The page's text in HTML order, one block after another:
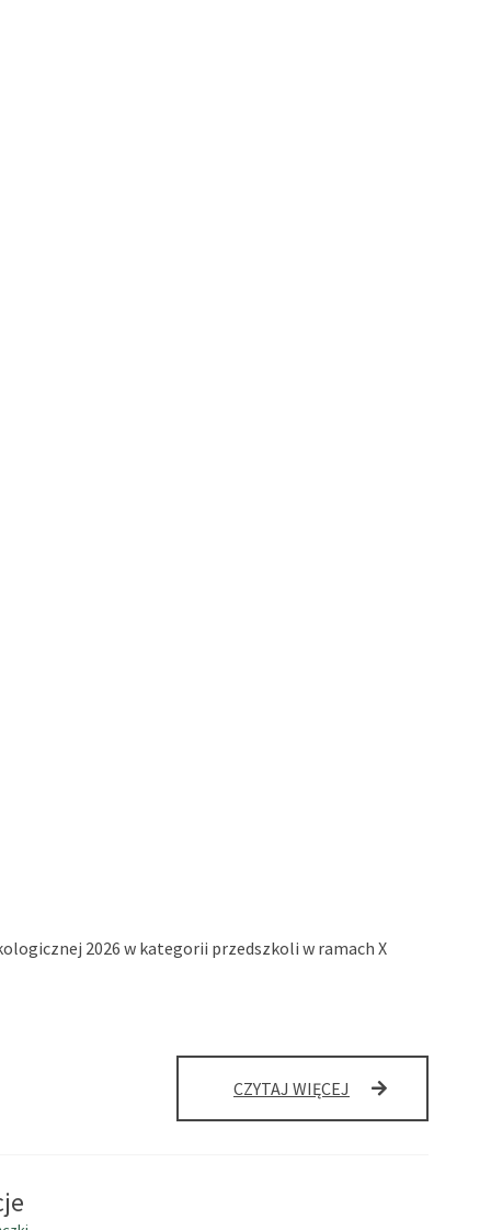
2026 w kategorii przedszkoli w ramach X
CZYTAJ WIĘCEJ LIDERZY